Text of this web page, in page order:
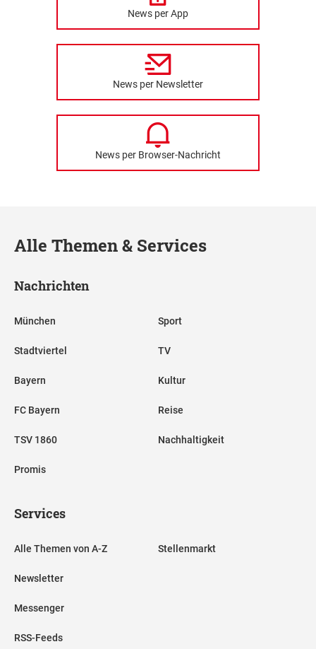
News per App
News per Newsletter
News per Browser-Nachricht
Alle Themen & Services
Nachrichten
München
Stadtviertel
Bayern
FC Bayern
TSV 1860
Promis
Sport
TV
Kultur
Reise
Nachhaltigkeit
Services
Alle Themen von A-Z
Newsletter
Messenger
RSS-Feeds
Stellenmarkt